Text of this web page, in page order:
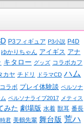
P3フィギュア P3小説 P4D
ゆかりちゃん アイギス アナ
キタロー グッズ コラボカフ
カヤ チドリ ドラマCD ハム
ラボ プレイ体験談 ペルソナ
ペルソナライブ2017 メティス
みた 劇場版 水着 獣耳 番長
君 美鶴先輩 舞台版 荒ハ